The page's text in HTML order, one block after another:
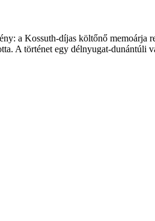
a Kossuth-díjas költőnő
A történet egy délnyugat-